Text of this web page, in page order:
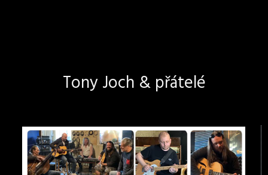
Tony Joch & přátelé